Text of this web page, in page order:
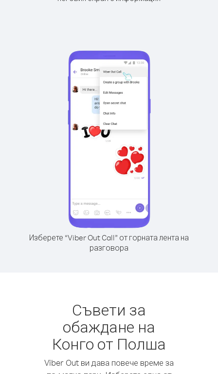
Изберете “Viber Out Call” от горната лента на
разговора
Съвети за
обаждане на
Конго от Полша
Viber Out ви дава повече време за